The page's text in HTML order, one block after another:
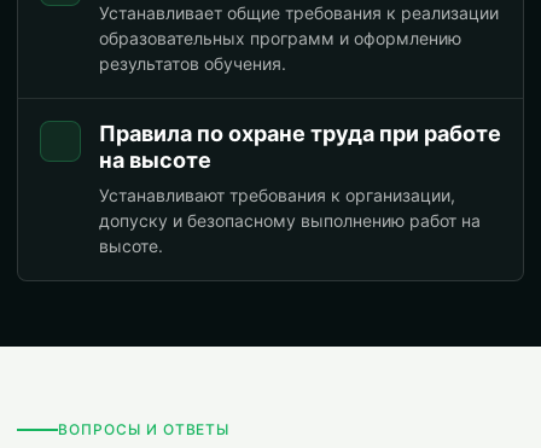
Устанавливает общие требования к реализации
образовательных программ и оформлению
результатов обучения.
Правила по охране труда при работе
на высоте
Устанавливают требования к организации,
допуску и безопасному выполнению работ на
высоте.
ВОПРОСЫ И ОТВЕТЫ